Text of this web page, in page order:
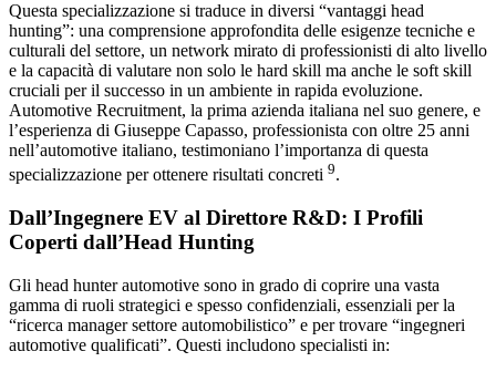
Questa specializzazione si traduce in diversi “vantaggi head
hunting”: una comprensione approfondita delle esigenze tecniche e
culturali del settore, un network mirato di professionisti di alto livello
e la capacità di valutare non solo le hard skill ma anche le soft skill
cruciali per il successo in un ambiente in rapida evoluzione.
Automotive Recruitment, la prima azienda italiana nel suo genere, e
l’esperienza di Giuseppe Capasso, professionista con oltre 25 anni
nell’automotive italiano, testimoniano l’importanza di questa
specializzazione per ottenere risultati concreti 9.
Dall’Ingegnere EV al Direttore R&D: I Profili
Coperti dall’Head Hunting
Gli head hunter automotive sono in grado di coprire una vasta
gamma di ruoli strategici e spesso confidenziali, essenziali per la
“ricerca manager settore automobilistico” e per trovare “ingegneri
automotive qualificati”. Questi includono specialisti in: